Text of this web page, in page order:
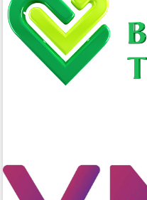
sống người dân từ những mô hình thiết
thực
Quyết liệt tháo gỡ vướng mắc, đẩy
nhanh tiến độ các dự án trọng điểm
trong Khu kinh tế Nam Phú Yên
Hòn Yến phát triển du lịch gắn với bảo
Phát động chiến dịch 30 ngày đêm
giải phóng mặt bằng Tuyến đường bộ
ven biển